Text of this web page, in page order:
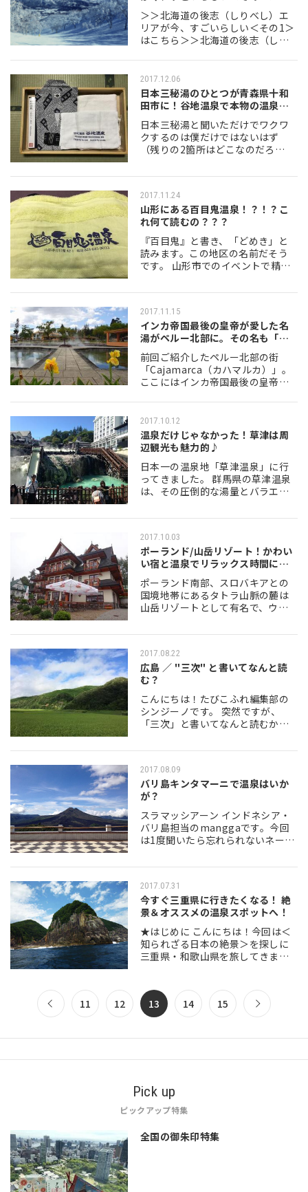
＞＞北海道の後志（しりべし）エ
リアが今、すごいらしい＜その1＞
はこちら＞＞北海道の後志（しり
＜その2＞はこちら 後志は北海道の
西部に位置し、20の市町村で構成
されている。…
2017.12.06
日本三秘湯のひとつが青森県十和
田市に！谷地温泉で本物の温泉を
体感してき…
日本三秘湯と聞いただけでワクワ
クするのは僕だけではないはず
（残りの2箇所はどこなのだろ
ちおんせん）に行く機会に恵まれ
400年の歴史を…
2017.11.24
山形にある百目鬼温泉！？！？こ
れ何て読むの？？？
『百目鬼』と書き、「どめき」と
読みます。この地区の名前だそう
です。 山形市でのイベントで精一
という同行者の要望で知人に聞い
日、屋外での仕事…
2017.11.15
インカ帝国最後の皇帝が愛した名
湯がペルー北部に。その名も「バ
ーニョス・…
前回ご紹介したペルー北部の街
「Cajamarca（カハマルカ）」。
ここにはインカ帝国最後の皇帝ア
る直前に利用していたという名湯
があります。その名も「Baños del
I…
2017.10.12
温泉だけじゃなかった！草津は周
辺観光も魅力的♪
日本一の温泉地「草津温泉」に行
ってきました。 群馬県の草津温泉
は、その圧倒的な湯量とバラエテ
泉街で「観光経済新聞社主催のに
年連続第１位を…
2017.10.03
ポーランド/山岳リゾート！かわい
い宿と温泉でリラックス時間に浸
る
ポーランド南部、スロバキアとの
国境地帯にあるタトラ山脈の麓は
山岳リゾートとして有名で、ウィ
トレッキング、ハイキングなど多
のZakopane（…
2017.08.22
広島 ／ "三次" と書いてなんと読
む？
こんにちは！たびこふれ編集部の
シンジーノです。 突然ですが、
「三次」と書いてなんと読むかご
はなく"みよし"と読みます。地名
り、かつては…
2017.08.09
バリ島キンタマーニで温泉はいか
が？
スラマッシアーン インドネシア・
バリ島担当のmanggaです。今回
は1度聞いたら忘れられないネーミ
いたします。 キンタマーニ地方に
北東部にあ…
2017.07.31
今すぐ三重県に行きたくなる！ 絶
景＆オススメの温泉スポットへ！
★はじめに こんにちは！今回は＜
知られざる日本の絶景＞を探しに
三重県・和歌山県を旅してきまし
★三重県の名勝天然記念物・楯ヶ
崎（たてがさき…
11 12 13 14 15
Pick up
ピックアップ特集
全国の御朱印特集